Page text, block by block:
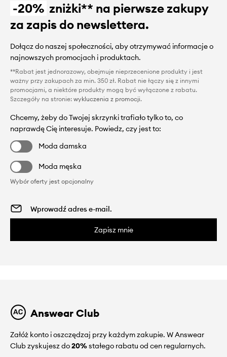
-20% zniżki** na pierwsze zakupy
za zapis do newslettera.
Dołącz do naszej społeczności, aby otrzymywać informacje o
najnowszych promocjach i produktach.
**Rabat jest jednorazowy, obejmuje nieprzecenione produkty i jest
ważny przy zakupach za min. 350 zł. Rabat nie łączy się z innymi
promocjami, a niektóre produkty mogą być wyłączone z rabatu.
Szczegóły na stronie: wykluczenia z promocji.
Chcemy, żeby do Twojej skrzynki trafiało tylko to, co
naprawdę Cię interesuje. Powiedz, czy jest to:
Moda damska
Moda męska
Wybór oferty jest opcjonalny
Zapisz mnie
Answear Club
Załóż konto i oszczędzaj przy każdym zakupie. W Answear
Club zyskujesz do20%stałego rabatu od cen regularnych.